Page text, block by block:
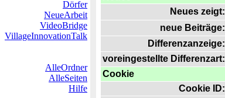
Dörfer
NeueArbeit
VideoBridge
VillageInnovationTalk
AlleOrdner
AlleSeiten
Hilfe
Neues zeigt:
neue Beiträge:
Differenzanzeige:
voreingestellte Differenzart:
Cookie
Cookie ID: